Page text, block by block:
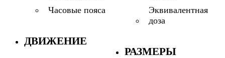
Часовые пояса
ДВИЖЕНИЕ
Эквивалентная
доза
РАЗМЕРЫ